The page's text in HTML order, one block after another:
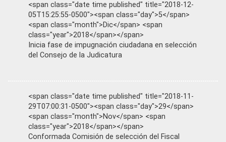
<span class="date time published" title="2018-12-
05T15:25:55-0500"><span class="day">5</span>
<span class="month">Dic</span> <span
class="year">2018</span></span>
Inicia fase de impugnación ciudadana en selección
del Consejo de la Judicatura
<span class="date time published" title="2018-11-
29T07:00:31-0500"><span class="day">29</span>
<span class="month">Nov</span> <span
class="year">2018</span></span>
Conformada Comisión de selección del Fiscal